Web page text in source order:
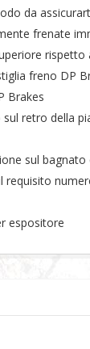
da
frenate
freno DP
Brakes
retro della
sul bagnato
requisito
espositore